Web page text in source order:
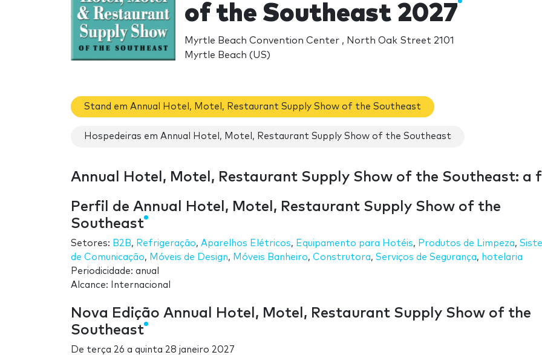
of the Southeast 2027
Myrtle Beach Convention Center , North Oak Street 2101
Myrtle Beach (US)
Stand em Annual Hotel, Motel, Restaurant Supply Show of the Southeast
Hospedeiras em Annual Hotel, Motel, Restaurant Supply Show of the Southeast
Annual Hotel, Motel, Restaurant Supply Show of the Southeast: a
Perfil de Annual Hotel, Motel, Restaurant Supply Show of the
Southeast
Setores: B2B, Refrigeração, Aparelhos Elétricos, Equipamento para Hotéis, Produtos de Limpeza,
de Comunicação, Móveis de Design, Móveis Banheiro, Construtora, Serviços de Segurança, hotelaria
Periodicidade: anual
Alcance: Internacional
Nova Edição Annual Hotel, Motel, Restaurant Supply Show of the
Southeast
De terça 26 a quinta 28 janeiro 2027